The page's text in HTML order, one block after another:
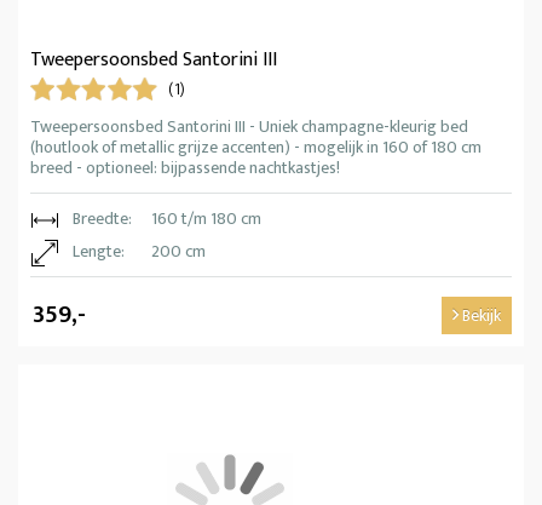
Tweepersoonsbed Santorini III
(1)
Tweepersoonsbed Santorini III - Uniek champagne-kleurig bed
(houtlook of metallic grijze accenten) - mogelijk in 160 of 180 cm
breed - optioneel: bijpassende nachtkastjes!
Breedte:
160 t/m 180 cm
Lengte:
200 cm
359,- Bekijk